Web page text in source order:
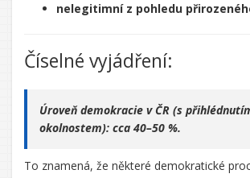
nelegitimní z pohledu
Číselné vyjádření:
Úroveň demokracie v ČR (s
okolnostem): cca 40–50 %.
To znamená, že některé demokratické